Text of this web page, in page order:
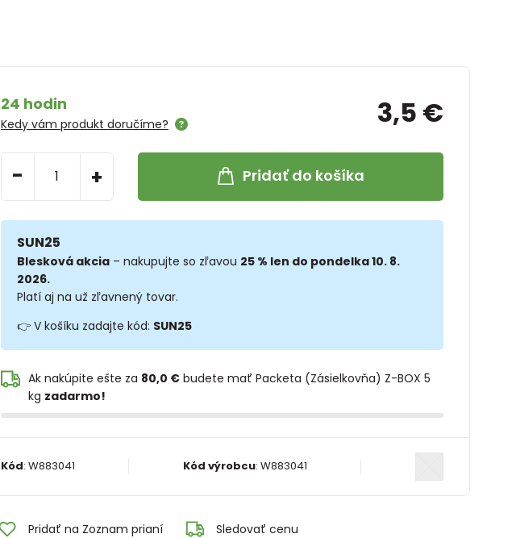
24 hodin
Kedy vám produkt doručíme? 3,5 €
- + Pridať do košíka
SUN25
Blesková akcia– nakupujte so zľavou 25 % len do pondelka 10. 8.
2026.
Platí aj na už zľavnený tovar.
👉 V košíku zadajte kód: SUN25
Ak nakúpite ešte za 80,0 €budete mať Packeta (Zásielkovňa) Z-BOX 5
kg zadarmo!
Kód: W883041 Kód výrobcu: W883041
Pridať na Zoznam prianí Sledovať cenu